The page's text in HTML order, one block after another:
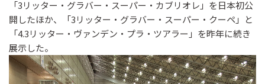
「3リッター・グラバー・スーパー・カブリオレ」を日本初公
開したほか、「3リッター・グラバー・スーパー・クーペ」と
「4.3リッター・ヴァンデン・プラ・ツアラー」を昨年に続き
展示した。